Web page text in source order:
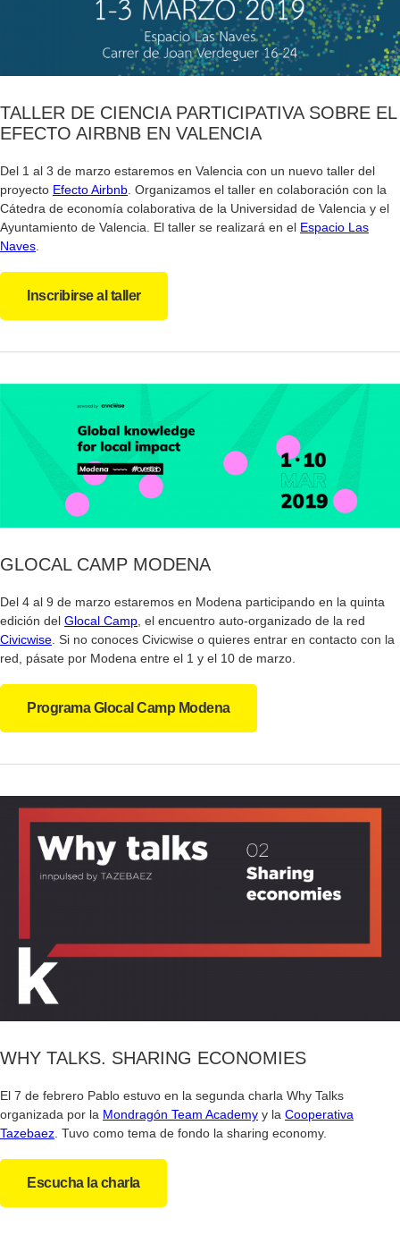
TALLER DE CIENCIA PARTICIPATIVA SOBRE EL
EFECTO AIRBNB EN VALENCIA
Del 1 al 3 de marzo estaremos en Valencia con un nuevo taller del
proyecto Efecto Airbnb . Organizamos el taller en colaboración con la
Cátedra de economía colaborativa de la Universidad de Valencia y el
Ayuntamiento de Valencia. El taller se realizará en el Espacio Las
Naves
Inscribirse al taller
GLOCAL CAMP MODENA
Del 4 al 9 de marzo estaremos en Modena participando en la quinta
edición del Glocal Camp , el encuentro auto-organizado de la red
Civicwise . Si no conoces Civicwise o quieres entrar en contacto con la
red, pásate por Modena entre el 1 y el 10 de marzo.
Programa Glocal Camp Modena
WHY TALKS. SHARING ECONOMIES
El 7 de febrero Pablo estuvo en la segunda charla Why Talks
organizada por la Mondragón Team Academy y la Cooperativa
Tazebaez . Tuvo como tema de fondo la sharing economy.
Escucha la charla